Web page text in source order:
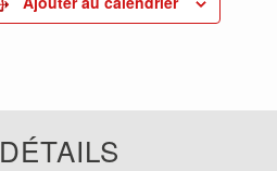
DÉTAILS